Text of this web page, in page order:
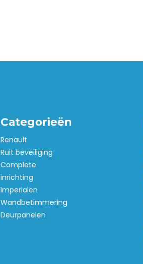
Categorieën
Renault
Ruit beveiliging
Complete
inrichting
Imperialen
Wandbetimmering
Deurpanelen